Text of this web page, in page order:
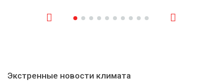
Экстренные новости климата